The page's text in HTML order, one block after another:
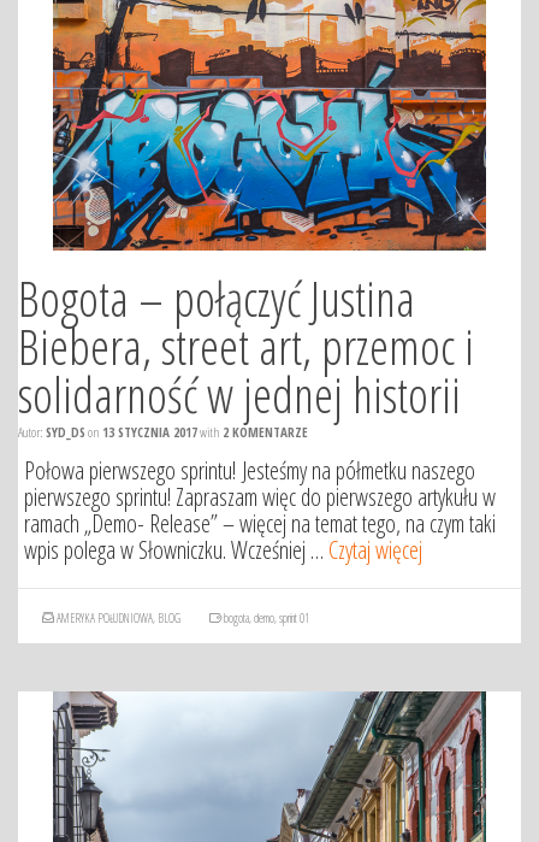
Bogota – połączyć Justina
Biebera, street art, przemoc i
solidarność w jednej historii
Autor: SYD_DS on 13 STYCZNIA 2017with 2 KOMENTARZE
Połowa pierwszego sprintu! Jesteśmy na półmetku naszego
pierwszego sprintu! Zapraszam więc do pierwszego artykułu w
ramach „Demo- Release” – więcej na temat tego, na czym taki
wpis polega w Słowniczku. Wcześniej … Czytaj więcej
AMERYKA POŁUDNIOWA, BLOG bogota,demo,sprint 01